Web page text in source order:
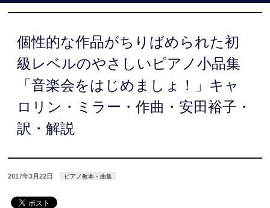
個性的な作品がちりばめられた初
級レベルのやさしいピアノ小品集
「音楽会をはじめましょ！」キャ
ロリン・ミラー・作曲・安田裕子・
訳・解説
2017年3月22日 ピアノ教本・曲集